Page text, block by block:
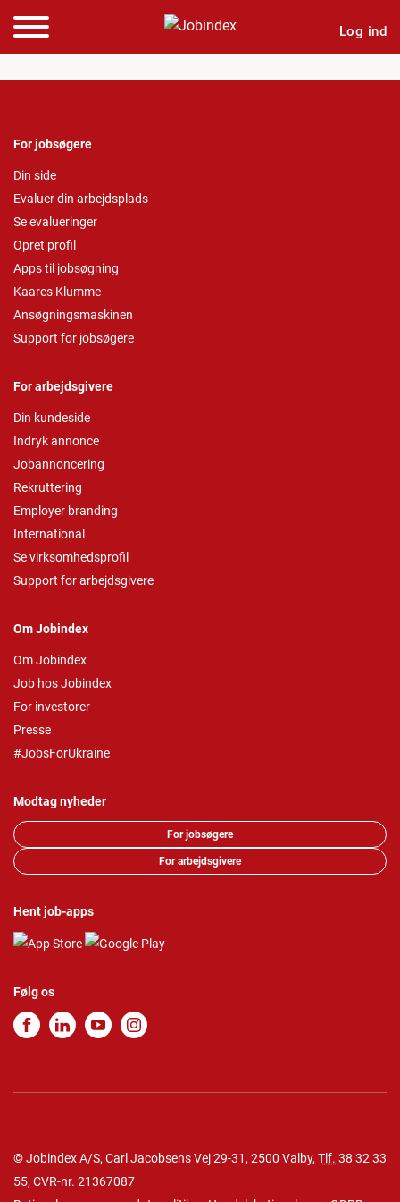
Log ind
For jobsøgere
Din side
Evaluer din arbejdsplads
Se evalueringer
Opret profil
Apps til jobsøgning
Kaares Klumme
Ansøgningsmaskinen
Support for jobsøgere
For arbejdsgivere
Din kundeside
Indryk annonce
Jobannoncering
Rekruttering
Employer branding
International
Se virksomhedsprofil
Support for arbejdsgivere
Om Jobindex
Om Jobindex
Job hos Jobindex
For investorer
Presse
#JobsForUkraine
Modtag nyheder
For jobsøgere
For arbejdsgivere
Hent job-apps
Følg os
© Jobindex A/S, Carl Jacobsens Vej 29-31, 2500 Valby, Tlf. 38 32 33
55, CVR-nr. 21367087